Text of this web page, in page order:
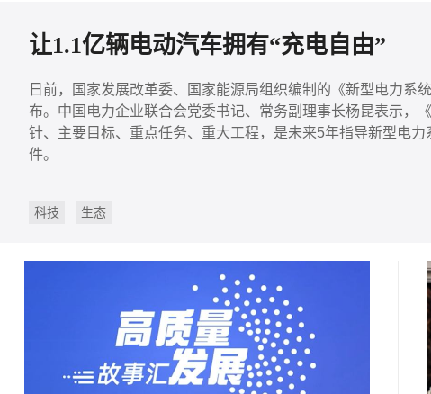
让1.1亿辆电动汽车拥有“充电自由”
日前，国家发展改革委、国家能源局组织编制的《新型电力系
布。中国电力企业联合会党委书记、常务副理事长杨昆表示，
针、主要目标、重点任务、重大工程，是未来5年指导新型电
件。
科技 生态